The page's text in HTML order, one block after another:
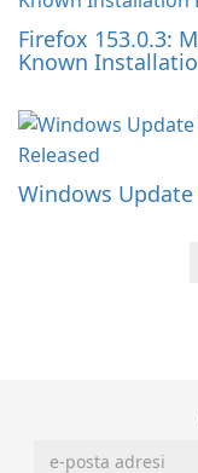
Firefox 153.0.3:
Known
Windows Update